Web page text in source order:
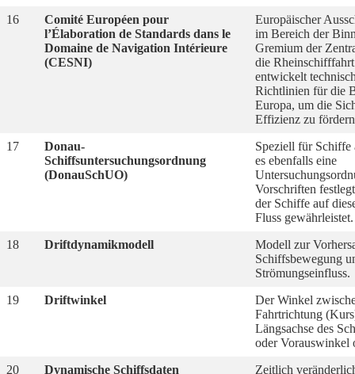
16
Comité Européen pour
l’Élaboration de Standards dans le
Domaine de Navigation Intérieure
(CESNI)
Europäischer
im Bereich der
Gremium der
die
entwickelt
Richtlinien für die
Europa, um die
Effizienz zu
17
Donau-
Schiffsuntersuchungsordnung
(DonauSchUO)
Speziell für
es ebenfalls eine
Vorschriften
der Schiffe auf
Fluss gewährleistet.
18
Driftdynamikmodell
Modell zur
Schiffsbewegung
Strömungseinfluss.
19
Driftwinkel
Der Winkel
Fahrtrichtung
Längsachse des
oder
20
Dynamische Schiffsdaten Zeitlich